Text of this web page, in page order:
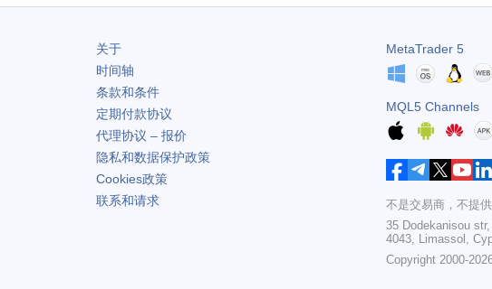
关于
时间轴
条款和条件
定期付款协议
代理协议 – 报价
隐私和数据保护政策
Cookies政策
联系和请求
MetaTrader 5
MQL5 Channels
不是交易商，不提
35 Dodekanisou
4043, Limassol,
Copyright 2000-